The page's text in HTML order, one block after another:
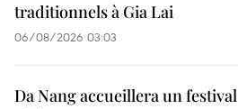
traditionnels à Gia Lai
06/08/2026 03:03
Da Nang accueillera un festival